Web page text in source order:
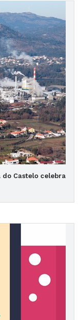
do Castelo celebra